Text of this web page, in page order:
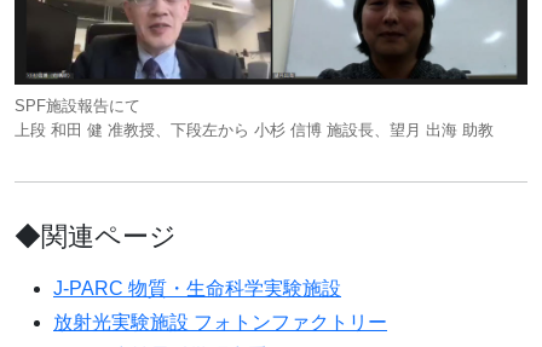
SPF施設報告にて
上段 和田 健 准教授、下段左から 小杉 信博 施設長、望月 出海 助教
◆関連ページ
J-PARC 物質・生命科学実験施設
放射光実験施設 フォトンファクトリー